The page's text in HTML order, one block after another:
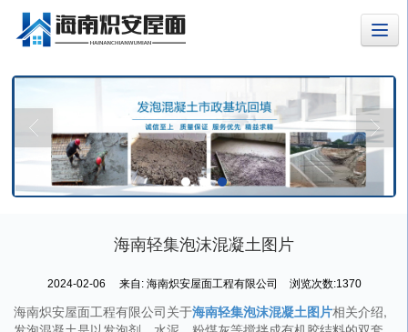
海南轻集泡沫混凝土图片
2024-02-06 来自: 海南炽安屋面工程有限公司 浏览次数:1370
海南炽安屋面工程有限公司关于海南轻集泡沫混凝土图片相关介绍,